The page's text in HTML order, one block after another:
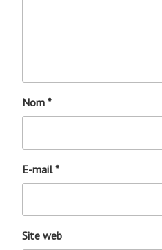
Nom *
E-mail*
Site web